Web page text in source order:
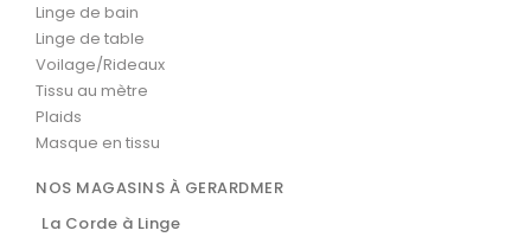
Linge de bain
Linge de table
Voilage/Rideaux
Tissu au mètre
Plaids
Masque en tissu
NOS MAGASINS À GERARDMER
La Corde à Linge